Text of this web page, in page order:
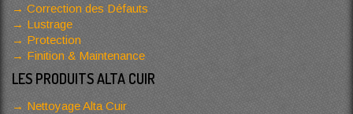
Correction des Défauts
Lustrage
Protection
Finition & Maintenance
LES PRODUITS ALTA CUIR
Nettoyage Alta Cuir